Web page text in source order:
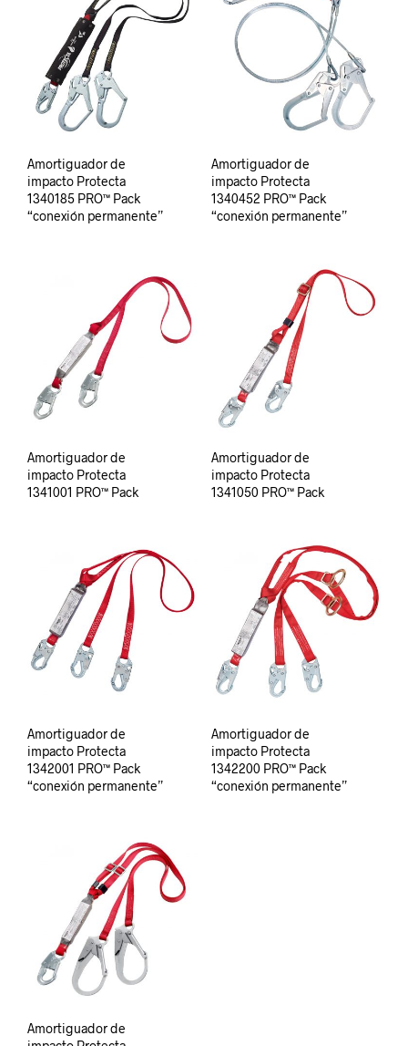
Amortiguador de
impacto Protecta
1340185 PRO™ Pack
“conexión permanente”
Amortiguador de
impacto Protecta
1340452 PRO™ Pack
“conexión permanente”
Amortiguador de
impacto Protecta
1341001 PRO™ Pack
Amortiguador de
impacto Protecta
1341050 PRO™ Pack
Amortiguador de
impacto Protecta
1342001 PRO™ Pack
“conexión permanente”
Amortiguador de
impacto Protecta
1342200 PRO™ Pack
“conexión permanente”
Amortiguador de